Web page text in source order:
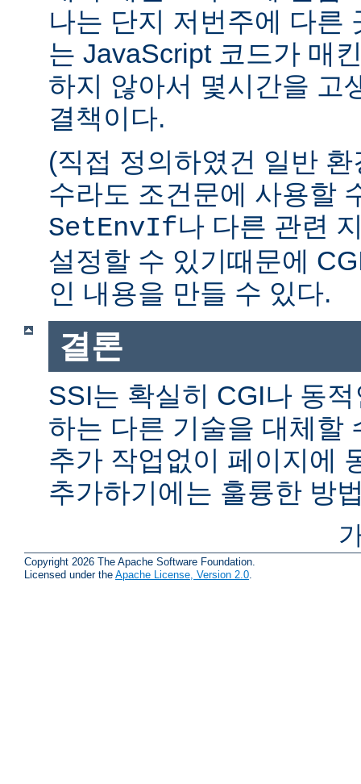
나는 단지 저번주에 다른
는 JavaScript 코드가 매
하지 않아서 몇시간을 고
결책이다.
(직접 정의하였건 일반
수라도 조건문에 사용할
SetEnvIf나 다른 관련
설정할 수 있기때문에
인 내용을 만들 수 있다.
결론
SSI는 확실히 CGI나 동
하는 다른 기술을 대체할
추가 작업없이 페이지에
추가하기에는 훌륭한 방
Copyright 2026 The Apache Software Foundation.
Licensed under the Apache License, Version 2.0